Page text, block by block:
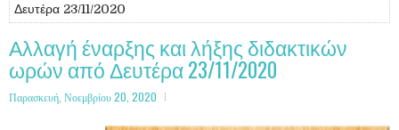
Δευτέρα 23/11/2020
Αλλαγή έναρξης και λήξης διδακτικών
ωρών από Δευτέρα 23/11/2020
Παρασκευή, Νοεμβρίου 20, 2020